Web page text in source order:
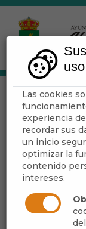
Las cookies
experiencia
recordar sus
un inicio
optimizar la
contenido
intereses.
III.
2019.
Escuchar